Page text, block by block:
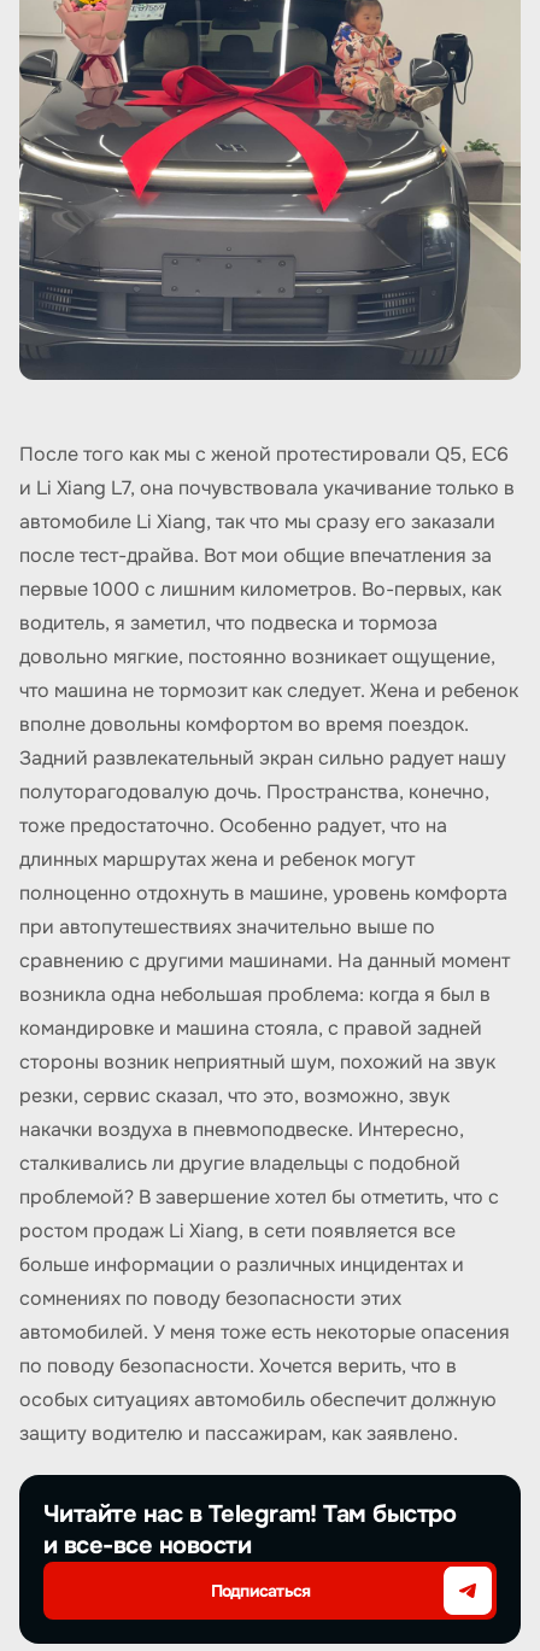
После того как мы с женой протестировали Q5, EC6
и Li Xiang L7, она почувствовала укачивание только в
автомобиле Li Xiang, так что мы сразу его заказали
после тест-драйва. Вот мои общие впечатления за
первые 1000 с лишним километров. Во-первых, как
водитель, я заметил, что подвеска и тормоза
довольно мягкие, постоянно возникает ощущение,
что машина не тормозит как следует. Жена и ребенок
вполне довольны комфортом во время поездок.
Задний развлекательный экран сильно радует нашу
полуторагодовалую дочь. Пространства, конечно,
тоже предостаточно. Особенно радует, что на
длинных маршрутах жена и ребенок могут
полноценно отдохнуть в машине, уровень комфорта
при автопутешествиях значительно выше по
сравнению с другими машинами. На данный момент
возникла одна небольшая проблема: когда я был в
командировке и машина стояла, с правой задней
стороны возник неприятный шум, похожий на звук
резки, сервис сказал, что это, возможно, звук
накачки воздуха в пневмоподвеске. Интересно,
сталкивались ли другие владельцы с подобной
проблемой? В завершение хотел бы отметить, что с
ростом продаж Li Xiang, в сети появляется все
больше информации о различных инцидентах и
сомнениях по поводу безопасности этих
автомобилей. У меня тоже есть некоторые опасения
по поводу безопасности. Хочется верить, что в
особых ситуациях автомобиль обеспечит должную
защиту водителю и пассажирам, как заявлено.
Читайте нас в Telegram! Там быстро
и все-все новости
Подписаться